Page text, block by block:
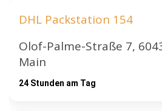
DHL Packstation 154
Olof-Palme-Straße 7,
Main
24 Stunden am Tag